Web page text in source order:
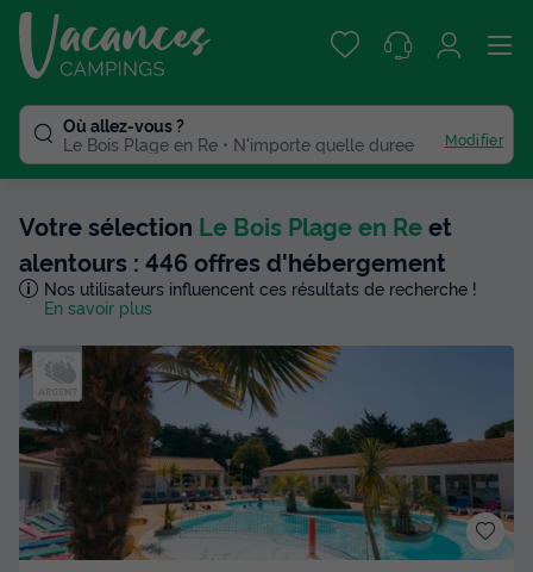
Où allez-vous ?
Le Bois Plage en Re
N'importe quelle duree Modifier
Votre sélection Le Bois Plage en Reet
alentours : 446 offres d'hébergement
Nos utilisateurs influencent ces résultats de recherche !
En savoir plus